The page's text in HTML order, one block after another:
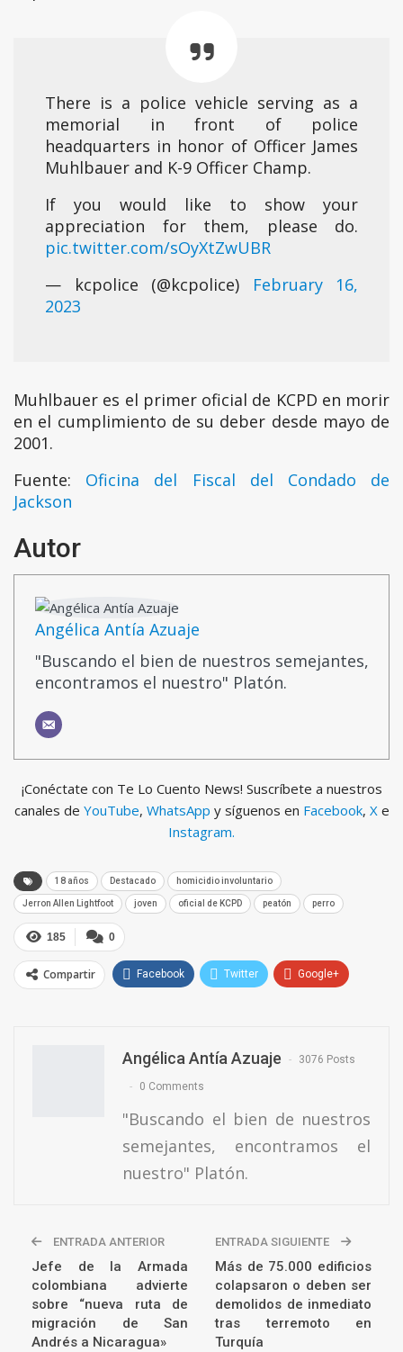
There is a police vehicle serving as a
memorial in front of police
headquarters in honor of Officer James
Muhlbauer and K-9 Officer Champ.
If you would like to show your
appreciation for them, please do.
pic.twitter.com/sOyXtZwUBR
— kcpolice (@kcpolice)
February 16,
2023
Muhlbauer es el primer oficial de KCPD en morir
en el cumplimiento de su deber desde mayo de
2001.
Fuente: Oficina del Fiscal del Condado de
Jackson
Autor
Angélica Antía Azuaje
"Buscando el bien de nuestros semejantes,
encontramos el nuestro" Platón.
¡Conéctate con Te Lo Cuento News! Suscríbete a nuestros
canales de YouTube, WhatsApp y síguenos en Facebook, X e
Instagram.
18 años Destacado homicidio involuntario
Jerron Allen Lightfoot joven oficial de KCPD peatón perro
0
185
Compartir Facebook Twitter Google+
Angélica Antía Azuaje 3076 Posts
0 Comments
"Buscando el bien de nuestros
semejantes, encontramos el
nuestro" Platón.
ENTRADA ANTERIOR
Jefe de la Armada
colombiana advierte
sobre “nueva ruta de
migración de San
Andrés a Nicaragua»
ENTRADA SIGUIENTE
Más de 75.000 edificios
colapsaron o deben ser
demolidos de inmediato
tras terremoto en
Turquía